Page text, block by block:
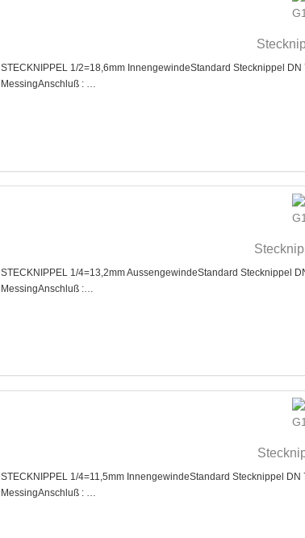
STECKNIPPEL 1/2=18,6mm InnengewindeStandard Stecknippel
MessingAnschluß : …
STECKNIPPEL 1/4=13,2mm AussengewindeStandard Stecknippel
MessingAnschluß :…
STECKNIPPEL 1/4=11,5mm InnengewindeStandard Stecknippel
MessingAnschluß : …